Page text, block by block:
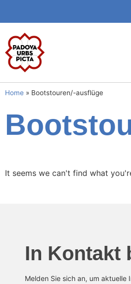
Home » Bootstouren/-ausflüge
It seems we can't find what
In Kontakt
Melden Sie sich an, um